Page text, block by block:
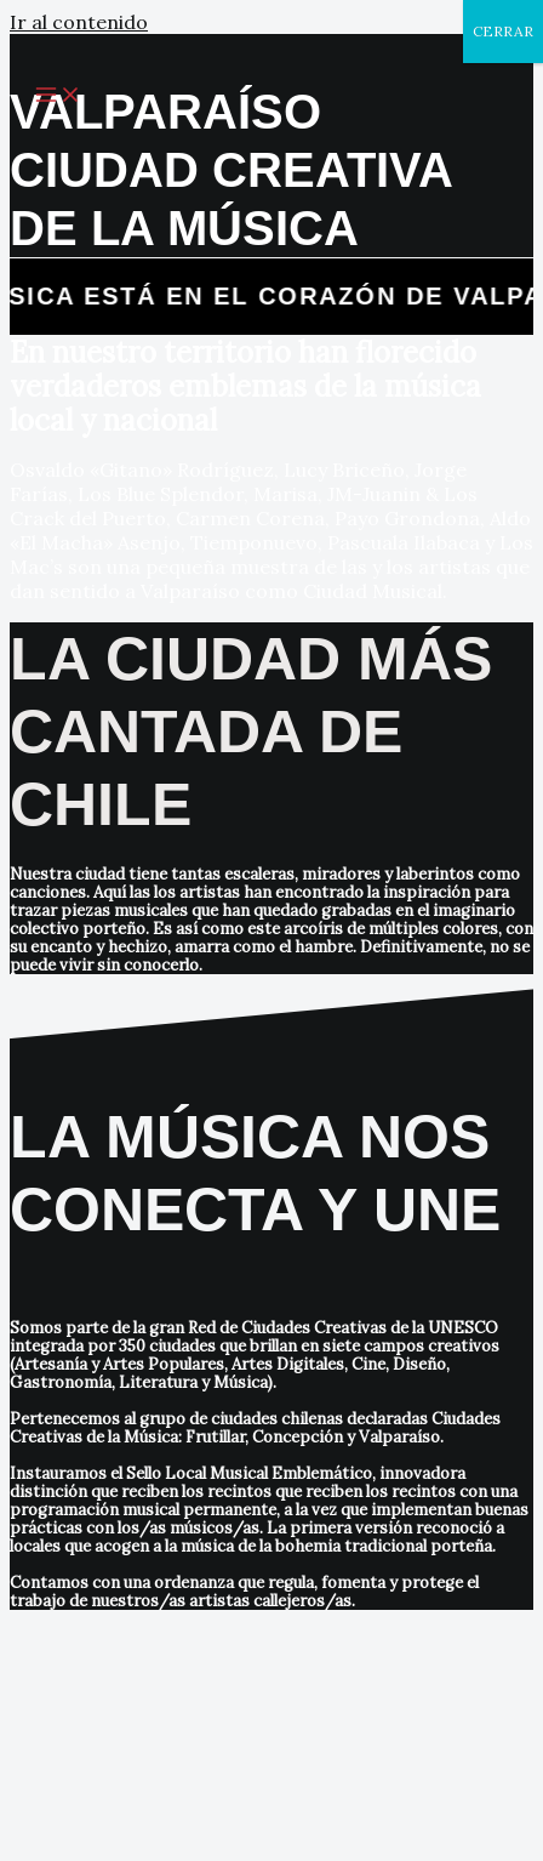
Ir al contenido
VALPARAÍSO
CIUDAD CREATIVA
DE LA MÚSICA
ESTÁ EN EL CORAZÓN DE
LA CIUDAD MÁS
CANTADA DE
CHILE
Nuestra ciudad tiene tantas escaleras, miradores y laberintos como
canciones. Aquí las los artistas han encontrado la inspiración para
trazar piezas musicales que han quedado grabadas en el imaginario
colectivo porteño. Es así como este arcoíris de múltiples colores, con
su encanto y hechizo, amarra como el hambre. Definitivamente, no se
puede vivir sin conocerlo.
LA MÚSICA NOS
CONECTA Y UNE
Somos parte de la gran Red de Ciudades Creativas de la UNESCO
integrada por 350 ciudades que brillan en siete campos creativos
(Artesanía y Artes Populares, Artes Digitales, Cine, Diseño,
Gastronomía, Literatura y Música).
Pertenecemos al grupo de ciudades chilenas declaradas Ciudades
Creativas de la Música: Frutillar, Concepción y Valparaíso.
Instauramos el Sello Local Musical Emblemático, innovadora
distinción que reciben los recintos que reciben los recintos con una
programación musical permanente, a la vez que implementan buenas
prácticas con los/as músicos/as. La primera versión reconoció a
locales que acogen a la música de la bohemia tradicional porteña.
Contamos con una ordenanza que regula, fomenta y protege el
trabajo de nuestros/as artistas callejeros/as.
CERRAR